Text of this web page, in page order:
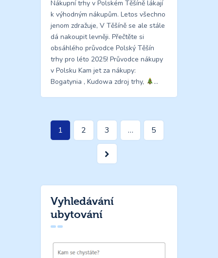
Nákupní trhy v Polském Těšíně lákají
k výhodným nákupům. Letos všechno
jenom zdražuje, V Těšíně se ale stále
dá nakoupit levněji. Přečtěte si
obsáhlého průvodce Polský Těšín
trhy pro léto 2025! Průvodce nákupy
v Polsku Kam jet za nákupy:
Bogatynia , Kudowa zdroj trhy,
…
Stránkování
příspěvků
Page
1 Page
2 Page
3 … Page
5
Vyhledávání
ubytování